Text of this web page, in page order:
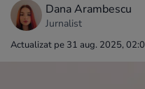
Dana Arambescu
Jurnalist
Actualizat pe 31 aug. 2025,